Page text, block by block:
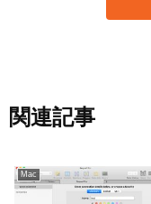
関連記事
Mac